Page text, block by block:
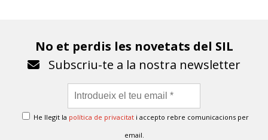
No et perdis les novetats del SIL
Subscriu-te a la nostra newsletter
He llegit la política de privacitati accepto rebre comunicacions per
email.